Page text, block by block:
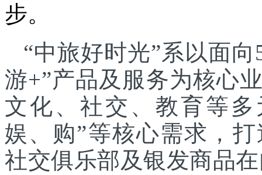
步。
“中旅好时光”系以面
游+”产品及服务为核心
文化、社交、教育等
娱、购”等核心需求，
社交俱乐部及银发商品